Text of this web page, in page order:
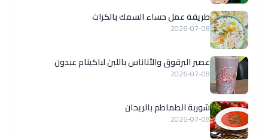
طريقة عمل حساء السمك بالكراث
2026-07-08
عصير البرقوق والأناناس باللبن لباكينام عبدون
2026-07-08
شوربة الطماطم بالريحان
2026-07-08